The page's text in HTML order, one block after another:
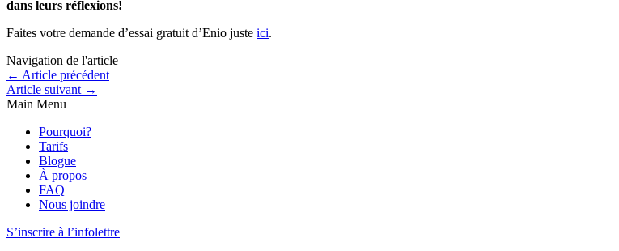
dans leurs réflexions!
Faites votre demande d’essai gratuit d’Enio juste ici.
Navigation de l'article
← Article précédent
Article suivant →
Main Menu
Pourquoi?
Tarifs
Blogue
À propos
FAQ
Nous joindre
S’inscrire à l’infolettre